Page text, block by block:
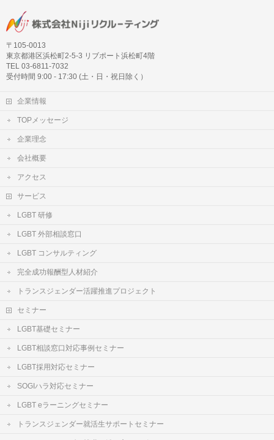
〒105‐0013
東京都港区浜松町2-5-3 リブポート浜松町4階
TEL 03-6811-7032
受付時間 9:00 - 17:30 (土・日・祝日除く）
企業情報
TOPメッセージ
企業理念
会社概要
アクセス
サービス
LGBT 研修
LGBT 外部相談窓口
LGBT コンサルティング
完全成功報酬型人材紹介
トランスジェンダー活躍推進プロジェクト
セミナー
LGBT基礎セミナー
LGBT相談窓口対応事例セミナー
LGBT採用対応セミナー
SOGIハラ対応セミナー
LGBT eラーニングセミナー
トランスジェンダー就活生サポートセミナー